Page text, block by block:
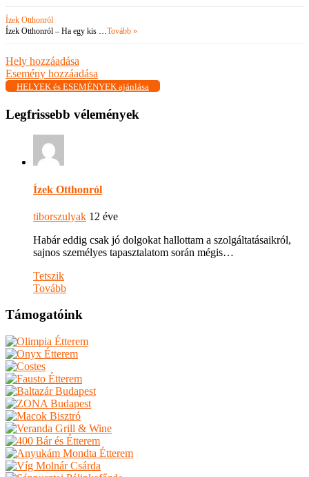
Ízek Otthonról
Ízek Otthonról – Ha egy kis … Tovább »
Hely hozzáadása
Esemény hozzáadása
HELYEK és ESEMÉNYEK ajánlása
Legfrissebb vélemények
Ízek Otthonról
tiborszulyak 12 éve
Habár eddig csak jó dolgokat hallottam a szolgáltatásaikról,
sajnos személyes tapasztalatom során mégis…
Tetszik
Tovább
Támogatóink